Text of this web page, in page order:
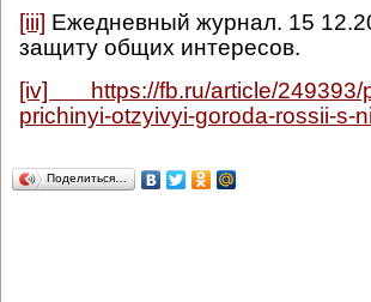
[iii] Ежедневный журнал. 15
защиту общих интересов.
[iv]
https://fb.ru/article/
prichinyi-otzyivyi-goroda-rossii-s-
Поделиться…